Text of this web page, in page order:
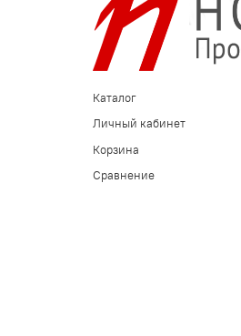
Каталог
Личный кабинет
Корзина
Сравнение